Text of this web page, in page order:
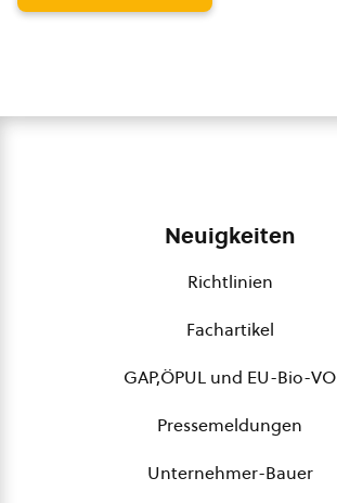
Neuigkeiten
Richtlinien
Fachartikel
GAP,ÖPUL und EU-Bio-VO
Pressemeldungen
Unternehmer-Bauer